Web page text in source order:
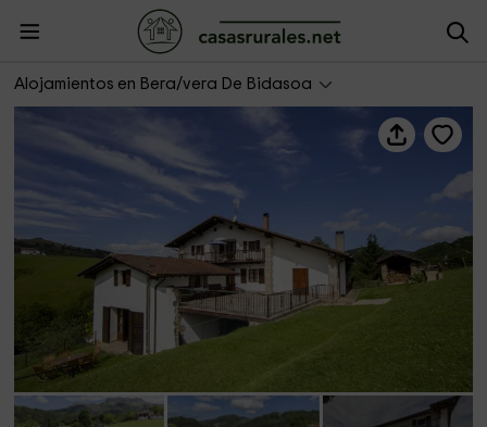
Alojamientos en Bera/vera De Bidasoa